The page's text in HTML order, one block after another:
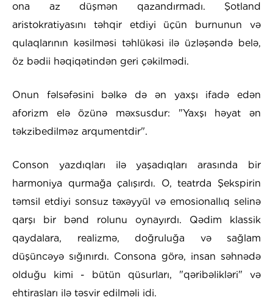
ona az düşmən qazandırmadı. Şotland
aristokratiyasını təhqir etdiyi üçün burnunun və
qulaqlarının kəsilməsi təhlükəsi ilə üzləşəndə belə,
öz bədii həqiqətindən geri çəkilmədi.
Onun fəlsəfəsini bəlkə də ən yaxşı ifadə edən
aforizm elə özünə məxsusdur: "Yaxşı həyat ən
təkzibedilməz arqumentdir".
Conson yazdıqları ilə yaşadıqları arasında bir
harmoniya qurmağa çalışırdı. O, teatrda Şekspirin
təmsil etdiyi sonsuz təxəyyül və emosionallıq selinə
qarşı bir bənd rolunu oynayırdı. Qədim klassik
qaydalara, realizmə, doğruluğa və sağlam
düşüncəyə sığınırdı. Consona görə, insan səhnədə
olduğu kimi - bütün qüsurları, "qəribəlikləri" və
ehtirasları ilə təsvir edilməli idi.